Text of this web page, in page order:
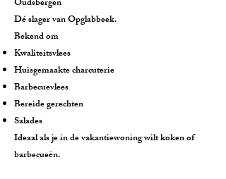
Oudsbergen
Dé slager van Opglabbeek.
Bekend om
Kwaliteitsvlees
Huisgemaakte charcuterie
Barbecuevlees
Bereide gerechten
Salades
Ideaal als je in de vakantiewoning wilt koken of
barbecueën.